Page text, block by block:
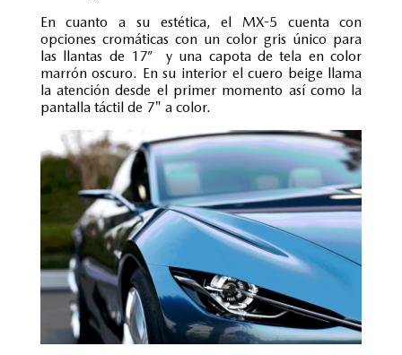
En cuanto a su estética, el MX-5 cuenta con
opciones cromáticas con un color gris único para
las llantas de 17” y una capota de tela en color
marrón oscuro. En su interior el cuero beige llama
la atención desde el primer momento así como la
pantalla táctil de 7" a color.